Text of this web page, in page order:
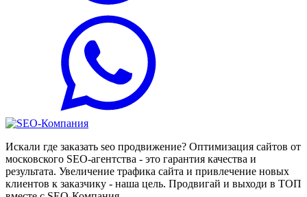
Искали где заказать seo продвижение? Оптимизация сайтов от
московского SEO-агентства - это гарантия качества и
результата. Увеличение трафика сайта и привлечение новых
клиентов к заказчику - наша цель. Продвигай и выходи в ТОП